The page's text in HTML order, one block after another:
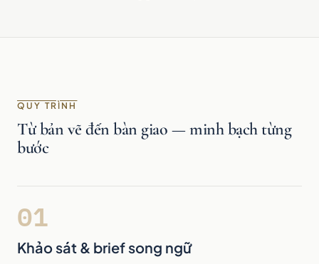
QUY TRÌNH
Từ bản vẽ đến bàn giao — minh bạch từng
bước
01
Khảo sát & brief song ngữ